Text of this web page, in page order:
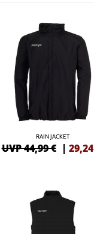
RAIN JACKET
UVP 44,99 € | 29,24